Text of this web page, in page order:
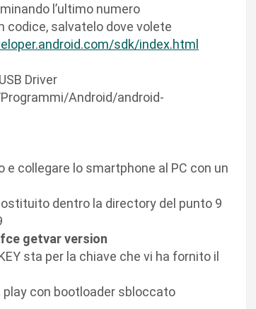
l’ultimo numero
codice, salvatelo dove volete
sdk/index.html
Driver
Android/android-
collegare lo smartphone al PC con un
dentro la directory del punto 9
getvar version
sta per la chiave che vi ha fornito il
play con bootloader sbloccato